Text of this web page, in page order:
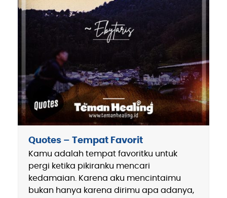
Quotes – Tempat Favorit
Kamu adalah tempat favoritku untuk
pergi ketika pikiranku mencari
kedamaian. Karena aku mencintaimu
bukan hanya karena dirimu apa adanya,